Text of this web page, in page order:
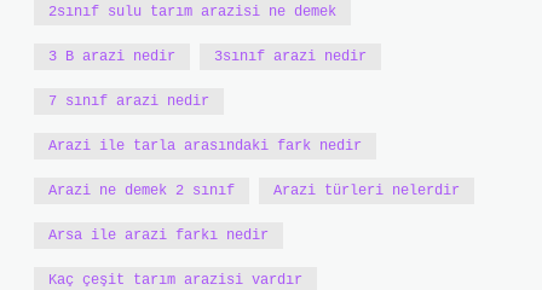
2sınıf sulu tarım arazisi ne demek
3 B arazi nedir 3sınıf arazi nedir
7 sınıf arazi nedir
Arazi ile tarla arasındaki fark nedir
Arazi ne demek 2 sınıf Arazi türleri nelerdir
Arsa ile arazi farkı nedir
Kaç çeşit tarım arazisi vardır